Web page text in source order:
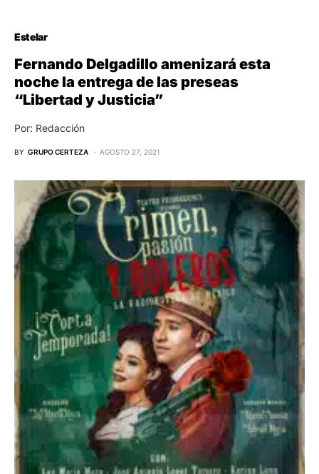
Estelar
Fernando Delgadillo amenizará esta
noche la entrega de las preseas
“Libertad y Justicia”
Por: Redacción
BY GRUPO CERTEZA AGOSTO 27, 2021